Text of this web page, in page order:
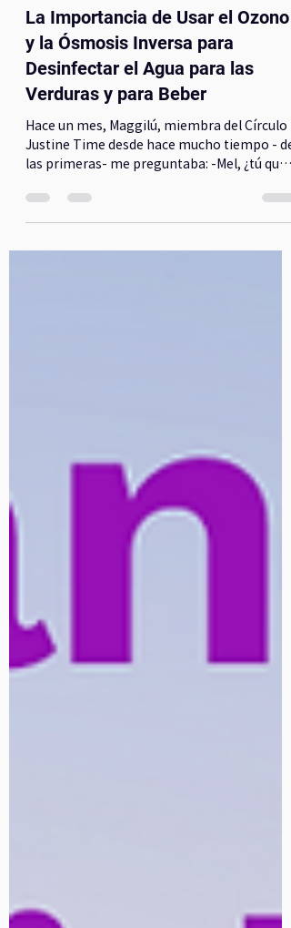
Mel
18 may 2024
6 min de lectura
La Importancia de Usar el Ozono
y la Ósmosis Inversa para
Desinfectar el Agua para las
Verduras y para Beber
Hace un mes, Maggilú, miembra del Círculo
Justine Time desde hace mucho tiempo - de